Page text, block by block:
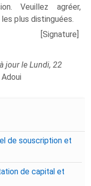
Veuillez agréer,
plus distinguées.
[Signature]
jour le Lundi, 22
de souscription et
de capital et